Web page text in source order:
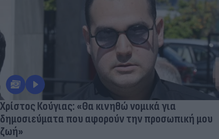
Χρίστος Κούγιας: «Θα κινηθώ νομικά για
δημοσιεύματα που αφορούν την προσωπική μου
ζωή»